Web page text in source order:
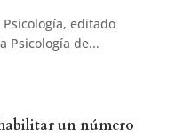
editado
Psicología de...
un número